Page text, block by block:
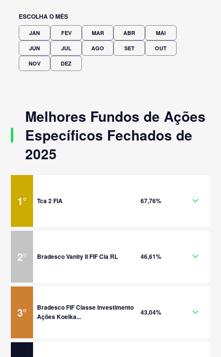
ESCOLHA O MÊS
JAN FEV MAR ABR MAI
JUN JUL AGO SET OUT
NOV DEZ
Melhores Fundos de Ações
Específicos Fechados de
2025
1° Tca 2 FIA 67,76%
2° Bradesco Vanity II FIF Cia RL 46,61%
3°
Bradesco FIF Classe Investimento
Ações Koelka...
43,04%